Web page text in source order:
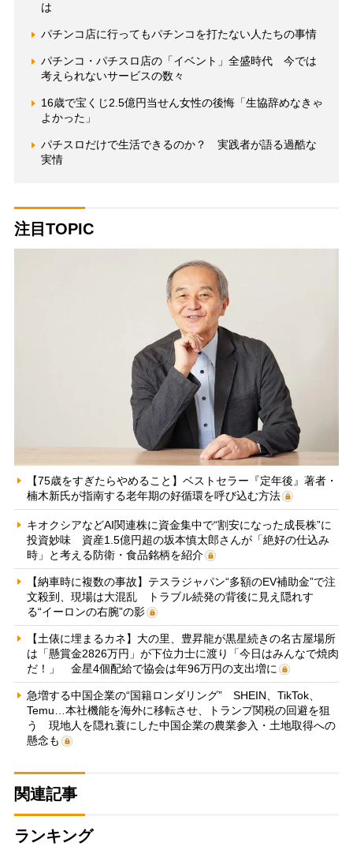
は
パチンコ店に行ってもパチンコを打たない人たちの事情
パチンコ・パチスロ店の「イベント」全盛時代 今では
考えられないサービスの数々
16歳で宝くじ2.5億円当せん女性の後悔「生協辞めなきゃ
よかった」
パチスロだけで生活できるのか？ 実践者が語る過酷な
実情
注目TOPIC
【75歳をすぎたらやめること】ベストセラー『定年後』著者・
楠木新氏が指南する老年期の好循環を呼び込む方法
キオクシアなどAI関連株に資金集中で“割安になった成長株”に
投資妙味 資産1.5億円超の坂本慎太郎さんが「絶好の仕込み
時」と考える防衛・食品銘柄を紹介
【納車時に複数の事故】テスラジャパン“多額のEV補助金”で注
文殺到、現場は大混乱 トラブル続発の背後に見え隠れす
る“イーロンの右腕”の影
【土俵に埋まるカネ】大の里、豊昇龍が黒星続きの名古屋場所
は「懸賞金2826万円」が下位力士に渡り「今日はみんなで焼肉
だ！」 金星4個配給で協会は年96万円の支出増に
急増する中国企業の“国籍ロンダリング” SHEIN、TikTok、
Temu…本社機能を海外に移転させ、トランプ関税の回避を狙
う 現地人を隠れ蓑にした中国企業の農業参入・土地取得への
懸念も
関連記事
ランキング